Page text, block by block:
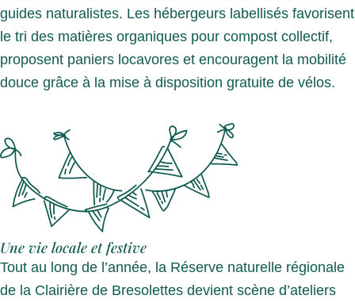
guides naturalistes. Les hébergeurs labellisés favorisent
le tri des matières organiques pour compost collectif,
proposent paniers locavores et encouragent la mobilité
douce grâce à la mise à disposition gratuite de vélos.
Une vie locale et festive
Tout au long de l’année, la Réserve naturelle régionale
de la Clairière de Bresolettes devient scène d’ateliers